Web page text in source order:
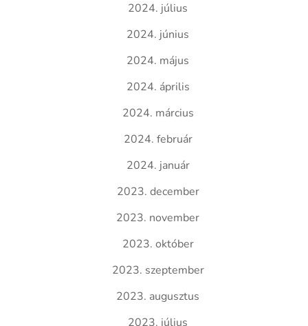
2024. július
2024. június
2024. május
2024. április
2024. március
2024. február
2024. január
2023. december
2023. november
2023. október
2023. szeptember
2023. augusztus
2023. július